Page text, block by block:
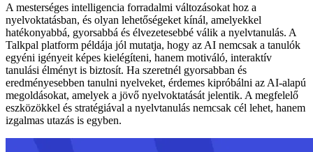
A mesterséges intelligencia forradalmi változásokat hoz a
nyelvoktatásban, és olyan lehetőségeket kínál, amelyekkel
hatékonyabbá, gyorsabbá és élvezetesebbé válik a nyelvtanulás. A
Talkpal platform példája jól mutatja, hogy az AI nemcsak a tanulók
egyéni igényeit képes kielégíteni, hanem motiváló, interaktív
tanulási élményt is biztosít. Ha szeretnél gyorsabban és
eredményesebben tanulni nyelveket, érdemes kipróbálni az AI-alapú
megoldásokat, amelyek a jövő nyelvoktatását jelentik. A megfelelő
eszközökkel és stratégiával a nyelvtanulás nemcsak cél lehet, hanem
izgalmas utazás is egyben.